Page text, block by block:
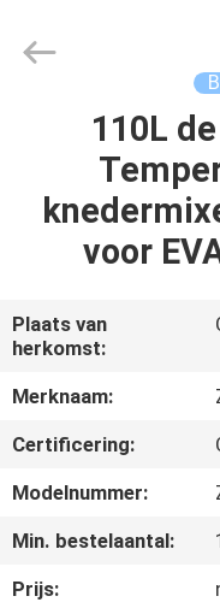
PRODUCTEN
ONGEVEER
ONS
FABRIEKSREIS
Technology
110L
voor
Plaats van
herkomst:
Merknaam:
Certificering:
Modelnummer:
Min. bestelaantal:
Prijs: